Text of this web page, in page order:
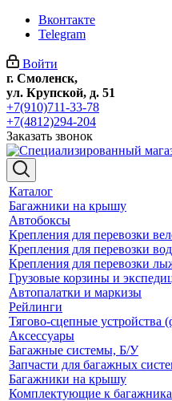
Вконтакте
Telegram
Войти
г. Смоленск,
ул. Крупской, д. 51
+7(910)711-33-78
+7(4812)294-204
Заказать звонок
Каталог
Багажники на крышу
Автобоксы
Крепления для перевозки
Крепления для перевозки
Крепления для перевозки
Грузовые корзины и
Автопалатки и маркизы
Рейлинги
Тягово-сцепные устройства
Аксессуары
Багажные системы, Б/У
Запчасти для багажных
Багажники на крышу
Комплектующие к